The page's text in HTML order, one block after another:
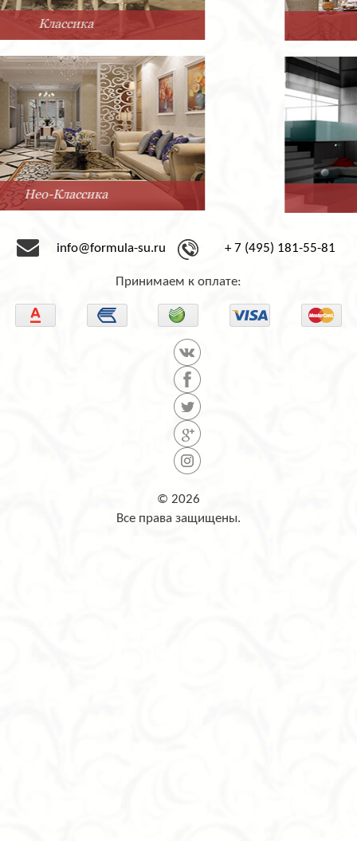
Прованс
Минимализм
info@formula-su.ru + 7 (495) 181-55-81
Принимаем к оплате:
© 2026
Все права защищены.